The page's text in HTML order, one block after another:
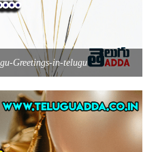
Greetings-in-telugu